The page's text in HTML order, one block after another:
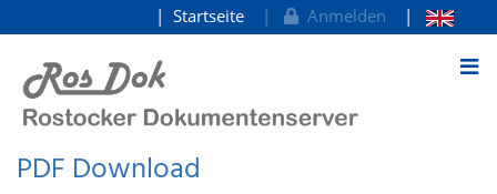
zum Inhalt
Startseite Anmelden
PDF Download